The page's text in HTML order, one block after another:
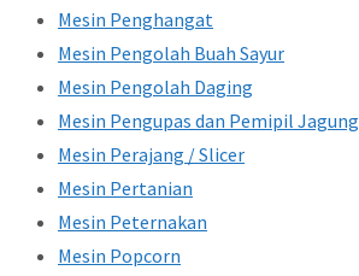
Mesin Penghangat
Mesin Pengolah Buah Sayur
Mesin Pengolah Daging
Mesin Pengupas dan Pemipil Jagung
Mesin Perajang / Slicer
Mesin Pertanian
Mesin Peternakan
Mesin Popcorn